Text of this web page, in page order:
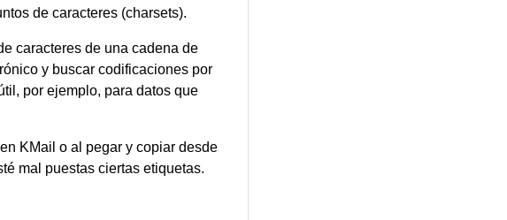
de caracteres (charsets).
caracteres de una cadena de
y buscar codificaciones por
por ejemplo, para datos que
KMail o al pegar y copiar desde
mal puestas ciertas etiquetas.